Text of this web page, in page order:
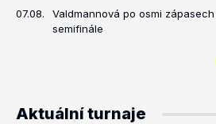
07.08.
Valdmannová po osmi
semifinále
Aktuální turnaje